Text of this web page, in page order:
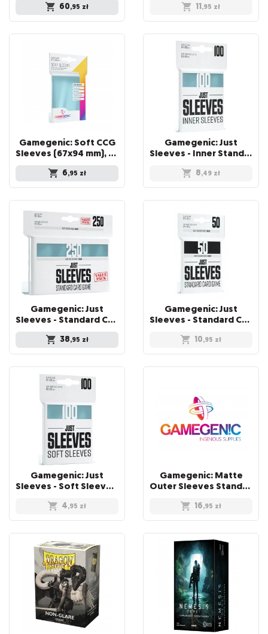
60,95 zł 11,95 zł
Gamegenic: Soft CCG
Sleeves (67x94 mm), 100 sztuk
6,95 zł
Gamegenic: Just
Sleeves - Inner Standard Card Game Sleeves (64x89 mm), 100 sztuk
8,49 zł
Gamegenic: Just
Sleeves - Standard Card Game Sleeves (66x92 mm) - Value Pack, 250 sztuk
38,95 zł
Gamegenic: Just
Sleeves - Standard Card Game Sleeves (66x91 mm), Czarne, 50 sztuk
10,95 zł
Gamegenic: Just
Sleeves - Soft Sleeves (67 x 94 mm) 100 sztuk, Clear
4,95 zł
Gamegenic: Matte
Outer Sleeves Standard (66x91 mm), 50 sztuk
16,95 zł